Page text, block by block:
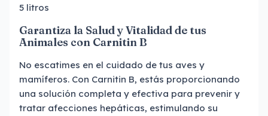
5 litros
Garantiza la Salud y Vitalidad de tus
Animales con Carnitin B
No escatimes en el cuidado de tus aves y
mamíferos. Con Carnitin B, estás proporcionando
una solución completa y efectiva para prevenir y
tratar afecciones hepáticas, estimulando su